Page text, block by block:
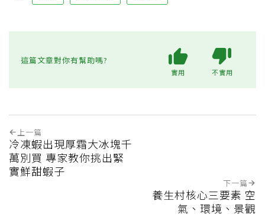
這篇文章對你有幫助嗎?
實用 不實用
上一篇
冷凍蝦出現厚霜大冰塊千
萬別買 專家教你挑出緊
實鮮甜蝦子
下一篇
養生村核心三要素 空
氣、環境、景觀